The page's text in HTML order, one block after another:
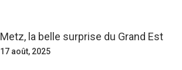
Metz, la belle surprise du Grand Est
17 août, 2025